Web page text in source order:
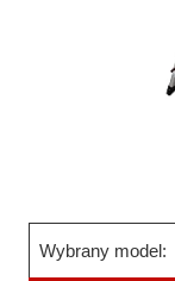
Wybrany model: